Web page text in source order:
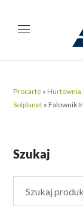
Procarte »Hurtownia
Solplanet » Falownik
Szukaj